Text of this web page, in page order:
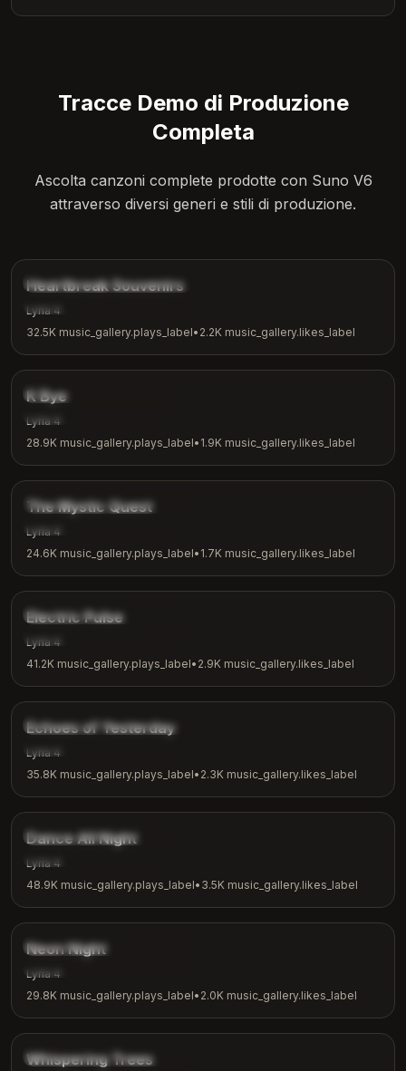
Tracce Demo di Produzione
Completa
Ascolta canzoni complete prodotte con Suno V6
attraverso diversi generi e stili di produzione.
music_gallery.tags.ballad
Heartbreak Souvenirs
Lyria 4
32.5K music_gallery.plays_label• 2.2K music_gallery.likes_label
music_gallery.tags.indie
K Bye
Lyria 4
28.9K music_gallery.plays_label• 1.9K music_gallery.likes_label
music_gallery.tags.fantasy
The Mystic Quest
Lyria 4
24.6K music_gallery.plays_label• 1.7K music_gallery.likes_label
music_gallery.tags.electronic
Electric Pulse
Lyria 4
41.2K music_gallery.plays_label• 2.9K music_gallery.likes_label
music_gallery.tags.nostalgic
Echoes of Yesterday
Lyria 4
35.8K music_gallery.plays_label• 2.3K music_gallery.likes_label
music_gallery.tags.dance
Dance All Night
Lyria 4
48.9K music_gallery.plays_label• 3.5K music_gallery.likes_label
music_gallery.tags.synthwave
Neon Night
Lyria 4
29.8K music_gallery.plays_label• 2.0K music_gallery.likes_label
music_gallery.tags.nature
Whispering Trees